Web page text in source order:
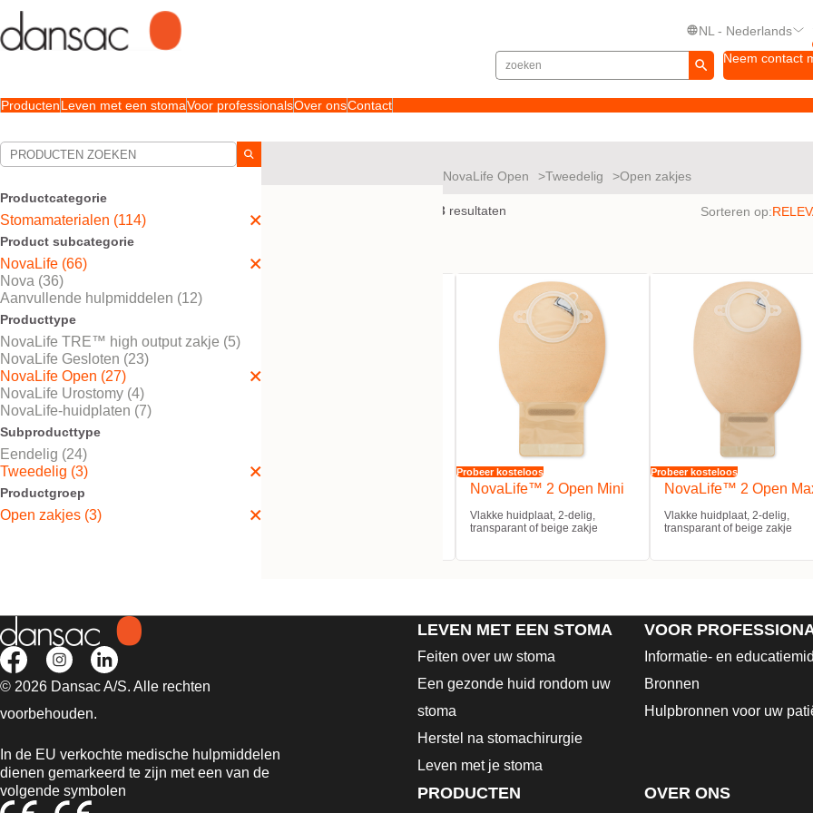
NL - Nederlands
Neem contact
ProductenLeven met een stomaVoor professionalsOver onsContact
Productcategorie
Stomamaterialen (114)
Product subcategorie
NovaLife (66)
Nova (36)
Aanvullende hulpmiddelen (12)
Producttype
NovaLife TRE™ high output zakje (5)
NovaLife Gesloten (23)
NovaLife Open (27)
NovaLife Urostomy (4)
NovaLife-huidplaten (7)
Subproducttype
Eendelig (24)
Tweedelig (3)
Productgroep
Open zakjes (3)
NovaLife Open Tweedelig Open zakjes
3 resultaten Sorteren op:
Probeer kosteloos
NovaLife™ 2 Open Mini
Vlakke huidplaat, 2-delig,
transparant of beige zakje
Probeer kosteloos
NovaLife™ 2 Open
Vlakke huidplaat, 2-delig,
transparant of beige zakje
© 2026 Dansac A/S. Alle rechten
voorbehouden.
In de EU verkochte medische hulpmiddelen
dienen gemarkeerd te zijn met een van de
volgende symbolen
LEVEN MET EEN STOMA
Feiten over uw stoma
Een gezonde huid rondom uw
stoma
Herstel na stomachirurgie
Leven met je stoma
VOOR
Informatie- en
Bronnen
Hulpbronnen voor uw
PRODUCTEN
OVER ONS